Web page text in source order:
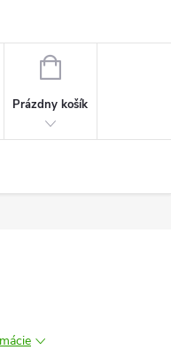
NÁKUPNÝ
Prázdny košík